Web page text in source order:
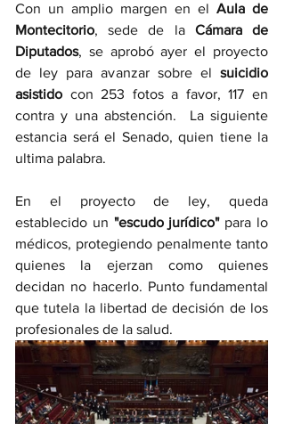
Con un amplio margen en el Aula de
Montecitorio, sede de la Cámara de
Diputados, se aprobó ayer el proyecto
de ley para avanzar sobre el suicidio
asistido con 253 fotos a favor, 117 en
contra y una abstención.  La siguiente
estancia será el Senado, quien tiene la
ultima palabra.
En el proyecto de ley, queda
establecido un "escudo jurídico" para lo
médicos, protegiendo penalmente tanto
quienes la ejerzan como quienes
decidan no hacerlo. Punto fundamental
que tutela la libertad de decisión de los
profesionales de la salud.